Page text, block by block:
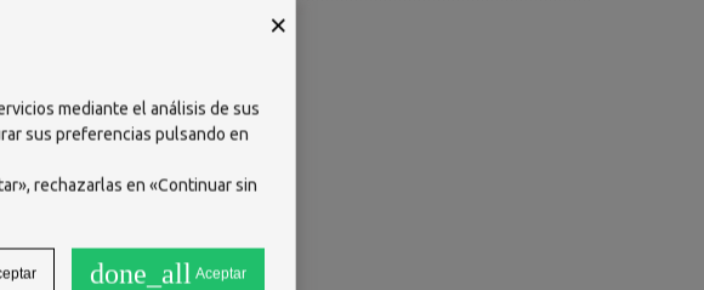
×
mediante el análisis de sus
sus preferencias pulsando en
rechazarlas en «Continuar sin
done_all Aceptar